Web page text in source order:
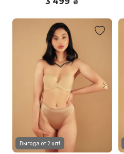
₴
Выгода от 2 шт!